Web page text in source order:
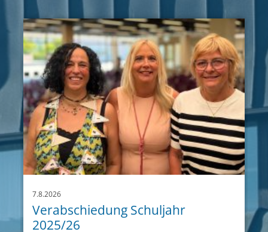
7.8.2026
Verabschiedung Schuljahr
2025/26